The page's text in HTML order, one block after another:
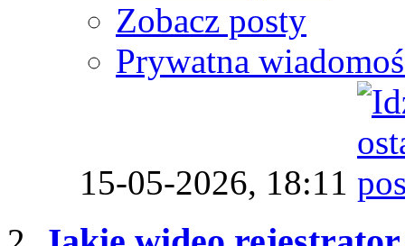
Zobacz posty
Prywatna
15-05-2026, 18:11